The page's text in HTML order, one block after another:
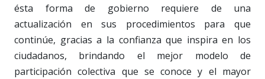
ésta forma de gobierno requiere de una
actualización en sus procedimientos para que
continúe, gracias a la confianza que inspira en los
ciudadanos, brindando el mejor modelo de
participación colectiva que se conoce y el mayor